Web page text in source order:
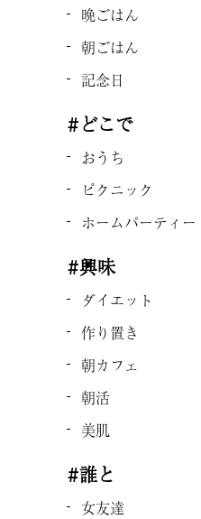
晩ごはん
朝ごはん
記念日
#どこで
おうち
ピクニック
ホームパーティー
#興味
ダイエット
作り置き
朝カフェ
朝活
美肌
#誰と
女友達